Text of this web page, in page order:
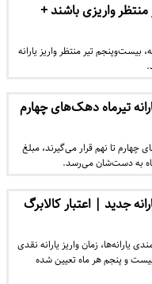
منتظر واریزی باشند +
بیست‌وپنجم تیر منتظر واریز یارانه
تیرماه دهک‌های چهارم
تا نهم قرار می‌گیرند، مبلغ
به دست‌شان می‌رسد.
جدید | اعتبار کالابرگ
یارانه‌ها، زمان واریز یارانه نقدی
و پنجم هر ماه تعیین شده